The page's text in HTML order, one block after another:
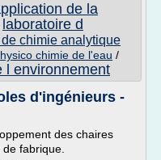
de la
laboratoire d
de chimie analytique
chimie de l'eau /
l environnement
d'ingénieurs -
des chaires
fabrique.